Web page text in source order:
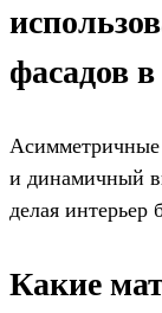
фасадов
и динамичный
делая
Какие